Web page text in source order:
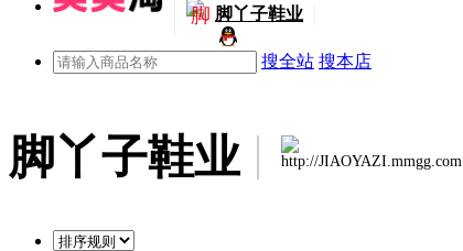
脚 脚丫子鞋业
搜全站 搜本店
脚丫子鞋业 http://JIAOYAZI.mmgg.com